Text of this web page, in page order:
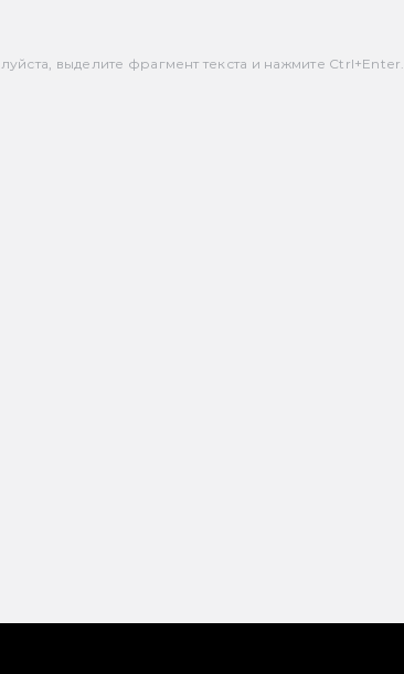
выделите фрагмент текста и нажмите Ctrl+Enter.